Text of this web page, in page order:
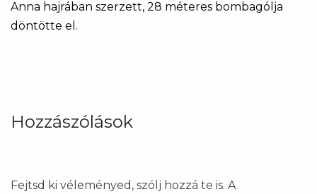
Anna hajrában szerzett, 28 méteres bombagólja
döntötte el.
Hozzászólások
Fejtsd ki véleményed, szólj hozzá te is. A